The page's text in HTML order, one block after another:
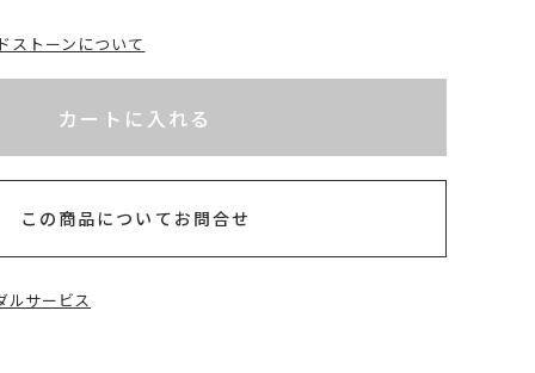
ストーンについて
カートに入れる
この商品についてお問合せ
ルサービス